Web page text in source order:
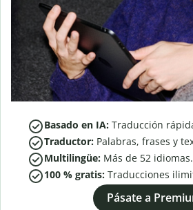
Basado en IA: Traducción
Traductor: Palabras, frases y
Multilingüe: Más de 52 idiomas.
100 % gratis: Traducciones
Pásate a